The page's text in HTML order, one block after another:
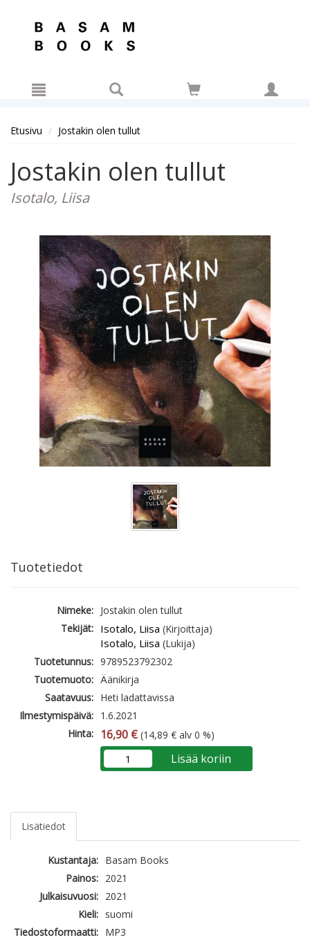
Etusivu Jostakin olen tullut
Jostakin olen tullut
Isotalo, Liisa
Tuotetiedot
Nimeke: Jostakin olen tullut
Tekijät: Isotalo, Liisa (Kirjoittaja)
Isotalo, Liisa (Lukija)
Tuotetunnus: 9789523792302
Tuotemuoto: Äänikirja
Saatavuus: Heti ladattavissa
Ilmestymispäivä: 1.6.2021
Hinta:
16,90 € (14,89 € alv 0 %)
Lisää koriin
Lisätiedot
Kustantaja: Basam Books
Painos: 2021
Julkaisuvuosi: 2021
Kieli: suomi
Tiedostoformaatti: MP3